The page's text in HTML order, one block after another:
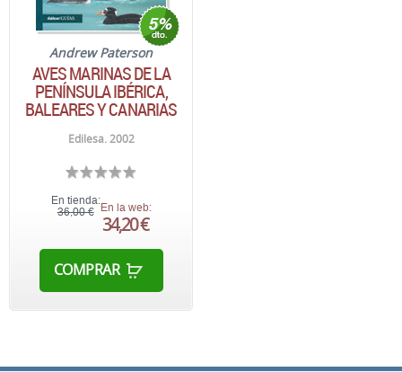
Andrew Paterson
AVES MARINAS DE LA
PENÍNSULA IBÉRICA,
BALEARES Y CANARIAS
Edilesa. 2002
En tienda:
36,00 € En la web:
34,20 €
COMPRAR